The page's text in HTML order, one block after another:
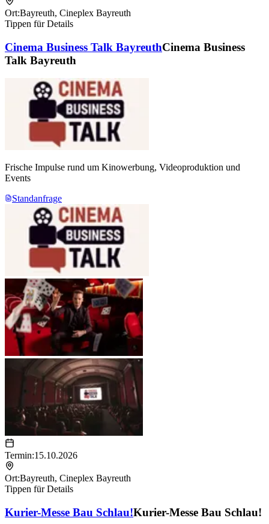
Ort:Bayreuth, Cineplex Bayreuth
Tippen für Details
Cinema Business Talk BayreuthCinema Business
Talk Bayreuth
Frische Impulse rund um Kinowerbung, Videoproduktion und
Events
Standanfrage
Termin:15.10.2026
Ort:Bayreuth, Cineplex Bayreuth
Tippen für Details
Kurier-Messe Bau Schlau!Kurier-Messe Bau Schlau!